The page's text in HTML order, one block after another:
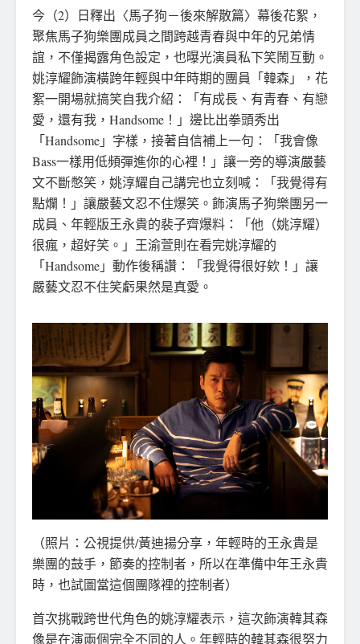
今（2）日釋出〈馬子狗－後來解散篇〉幕後花絮，
聚焦馬子狗樂團成員之間跨越青春與中年的兄弟情
誼，不僅揭露角色設定，也曝光演員私下笑鬧互動。
姚淳耀飾演橫跨年輕與中年時期的團員「韓森」，花
絮一開場就搞笑自我介紹：「有成長、有青春、有戀
愛，還有我，Handsome！」邊比出拳頭秀出
「Handsome」字樣，接著自信補上一句：「我會像
Bass一樣用低頻彈進你的心裡！」讓一旁的導演嚴藝
文不斷憋笑，姚淳耀自己講完也立刻喊：「我覺得有
點爛！」讓嚴藝文忍不住爆笑。飾演馬子狗樂團另一
成員、年輕版王永貴的裴子齊爆料：「他（姚淳耀）
很瘋，超好笑。」王渝萱則在看完姚淳耀的
「Handsome」動作後稱讚：「我覺得很好欸！」讓
嚴藝文忍不住笑虧果然是真愛。
（照片：公視提供/黃迪揚分享，年輕時的王永貴是
樂團的鼓手，節奏的控制者，所以在準備中年王永貴
時，也試圖當這個團隊裡的控制者）
首次挑戰跨世代角色的姚淳耀表示，這次飾演韓其森
像是在演兩個完全不同的人。年輕時的韓其森很努力